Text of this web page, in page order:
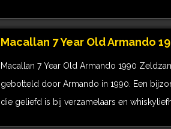
Macallan 7 Year Old Armando
Macallan 7 Year Old Armando 1990
gebotteld door Armando in 1990. Een
die geliefd is bij verzamelaars en